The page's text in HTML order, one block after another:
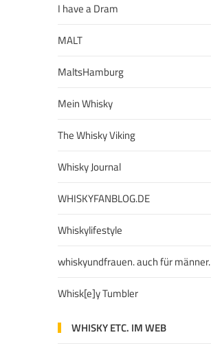
I have a Dram
MALT
MaltsHamburg
Mein Whisky
The Whisky Viking
Whisky Journal
WHISKYFANBLOG.DE
Whiskylifestyle
whiskyundfrauen. auch für männer.
Whisk[e]y Tumbler
WHISKY ETC. IM WEB